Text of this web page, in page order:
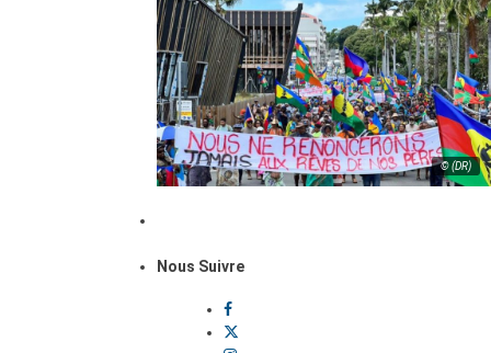
© (DR)
Nous Suivre